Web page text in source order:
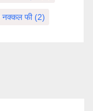
नक्कल फी(2)